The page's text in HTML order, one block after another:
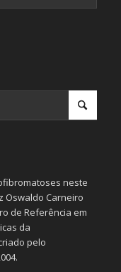
neste
Oswaldo Carneiro
de Referência em
da
pelo